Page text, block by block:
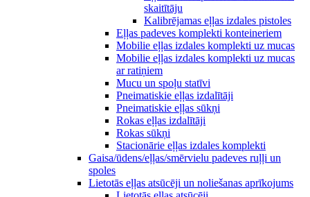
skaitītāju
Kalibrējamas eļļas izdales pistoles
Eļļas padeves komplekti konteineriem
Mobilie eļļas izdales komplekti uz mucas
Mobilie eļļas izdales komplekti uz mucas
ar ratiņiem
Mucu un spoļu statīvi
Pneimatiskie eļļas izdalītāji
Pneimatiskie eļļas sūkņi
Rokas eļļas izdalītāji
Rokas sūkņi
Stacionārie eļļas izdales komplekti
Gaisa/ūdens/eļļas/smērvielu padeves ruļļi un
spoles
Lietotās eļļas atsūcēji un noliešanas aprīkojums